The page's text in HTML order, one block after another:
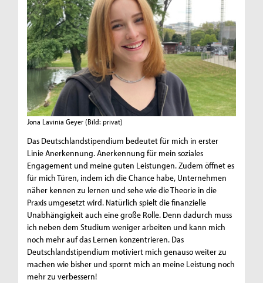
Jona Lavinia Geyer (Bild: privat)
Das Deutschlandstipendium bedeutet für mich in erster
Linie Anerkennung. Anerkennung für mein soziales
Engagement und meine guten Leistungen. Zudem öffnet es
für mich Türen, indem ich die Chance habe, Unternehmen
näher kennen zu lernen und sehe wie die Theorie in die
Praxis umgesetzt wird. Natürlich spielt die finanzielle
Unabhängigkeit auch eine große Rolle. Denn dadurch muss
ich neben dem Studium weniger arbeiten und kann mich
noch mehr auf das Lernen konzentrieren. Das
Deutschlandstipendium motiviert mich genauso weiter zu
machen wie bisher und spornt mich an meine Leistung noch
mehr zu verbessern!